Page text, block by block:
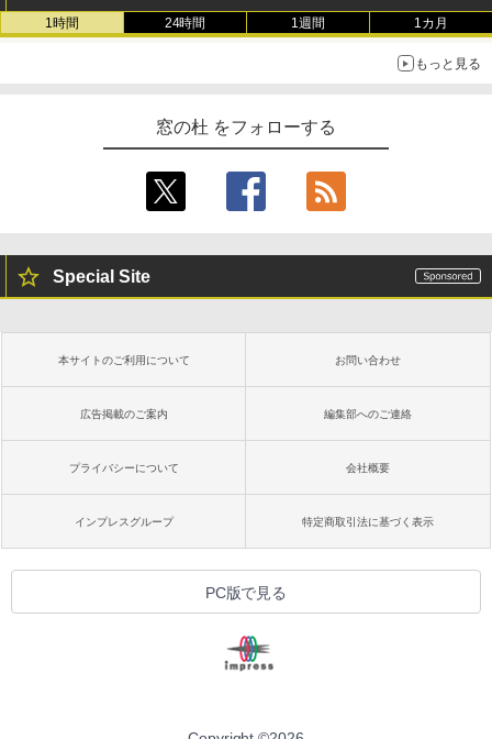
1時間 24時間 1週間 1カ月
もっと見る
窓の杜 をフォローする
Special Site
本サイトのご利用について お問い合わせ
広告掲載のご案内 編集部へのご連絡
プライバシーについて 会社概要
インプレスグループ 特定商取引法に基づく表示
PC版で見る